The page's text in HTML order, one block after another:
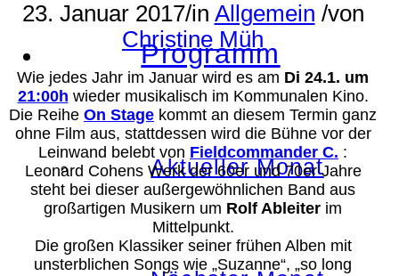
Programm
Aktueller Monat
23. Januar 2017/in Allgemein /von
Christine Müh
Wie jedes Jahr im Januar wird es am Di 24.1. um
21:00h wieder musikalisch im Kommunalen Kino.
Die Reihe On Stage kommt an diesem Termin ganz
ohne Film aus, stattdessen wird die Bühne vor der
Leinwand belebt von Fieldcommander C. :
Leonard Cohens Werk der 60er und 70er Jahre
steht bei dieser außergewöhnlichen Band aus
großartigen Musikern um Rolf Ableiter im
Mittelpunkt.
Die großen Klassiker seiner frühen Alben mit
unsterblichen Songs wie „Suzanne“, „so long